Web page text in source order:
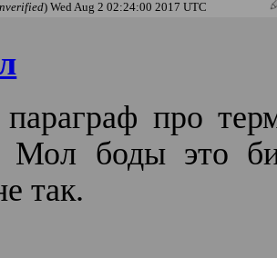
) Wed Aug 2 02:24:00 2017 UTC
про
Мол боды это
так.